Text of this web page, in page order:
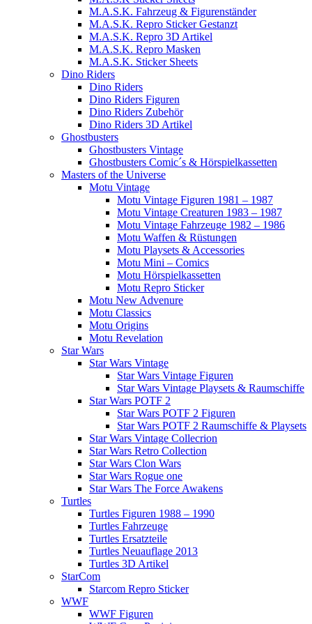
M.A.S.K. Fahrzeug & Figurenständer
M.A.S.K. Repro Sticker Gestanzt
M.A.S.K. Repro 3D Artikel
M.A.S.K. Repro Masken
M.A.S.K. Sticker Sheets
Dino Riders
Dino Riders
Dino Riders Figuren
Dino Riders Zubehör
Dino Riders 3D Artikel
Ghostbusters
Ghostbusters Vintage
Ghostbusters Comic´s & Hörspielkassetten
Masters of the Universe
Motu Vintage
Motu Vintage Figuren 1981 – 1987
Motu Vintage Creaturen 1983 – 1987
Motu Vintage Fahrzeuge 1982 – 1986
Motu Waffen & Rüstungen
Motu Playsets & Accessories
Motu Mini – Comics
Motu Hörspielkassetten
Motu Repro Sticker
Motu New Advenure
Motu Classics
Motu Origins
Motu Revelation
Star Wars
Star Wars Vintage
Star Wars Vintage Figuren
Star Wars Vintage Playsets & Raumschiffe
Star Wars POTF 2
Star Wars POTF 2 Figuren
Star Wars POTF 2 Raumschiffe & Playsets
Star Wars Vintage Collecrion
Star Wars Retro Collection
Star Wars Clon Wars
Star Wars Rogue one
Star Wars The Force Awakens
Turtles
Turtles Figuren 1988 – 1990
Turtles Fahrzeuge
Turtles Ersatzteile
Turtles Neuauflage 2013
Turtles 3D Artikel
StarCom
Starcom Repro Sticker
WWF
WWF Figuren